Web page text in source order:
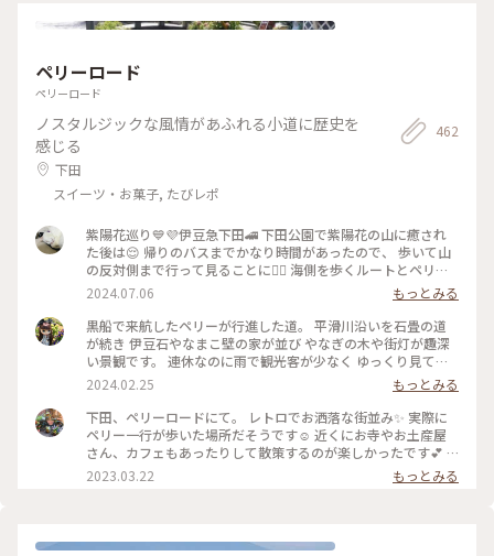
ペリーロード
ペリーロード
ノスタルジックな風情があふれる小道に歴史を
感じる
下田
スイーツ・お菓子, たびレポ
462
紫陽花巡り💙💜伊豆急下田🚄 下田公園で紫陽花の山に癒され
た後は😌 帰りのバスまでかなり時間があったので、 歩いて山
の反対側まで行って見ることに🚶‍♀️ 海側を歩くルートとペリー
ロードを通るルート、 行き方は二通り✌🏻ペリーロードを歩く
事に♪ その昔、来日したペリーが了仙寺まで歩いた道🌿 この
日はお休みのお店が多く、サクッと通った だけでしたが😅柳
並木に風情ある建物、今度は もう少しゆっくり来てみたいで
す🥰 ペリーロードを抜けるとトンネルが見えて 来ました❣️トン
ネルの向こうは…海かなぁ💙 #電車旅 #相模湾 #伊豆急下田 #
紫陽花巡り #ことりっぷ下田 #特急踊り子 #ペリーロード#下田
公園
2024.07.06
もっとみる
黒船で来航したペリーが行進した道。 平滑川沿いを石畳の道
が続き 伊豆石やなまこ壁の家が並び やなぎの木や街灯が趣深
い景観です。 連休なのに雨で観光客が少なく ゆっくり見てま
われました。 #冬の旅#下田#ペリーロード
2024.02.25
もっとみる
下田、ペリーロードにて。 レトロでお洒落な街並み✨ 実際に
ペリー一行が歩いた場所だそうです☺️ 近くにお寺やお土産屋
さん、カフェもあったりして散策するのが楽しかったです💕 #
私のことりっぷ旅 #レトロな街 #Myことりっぷ
2023.03.22 もっとみる